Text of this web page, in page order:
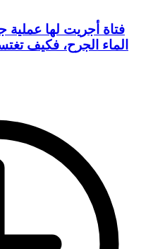
فتاة أجريت لها
الماء الجرح، فكيف